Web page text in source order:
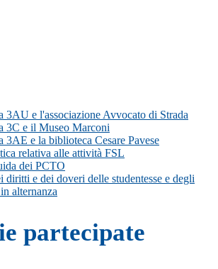
3AU e l'associazione Avvocato di Strada
3C e il Museo Marconi
3AE e la biblioteca Cesare Pavese
relativa alle attività FSL
dei PCTO
diritti e dei doveri delle studentesse e degli
alternanza
partecipate